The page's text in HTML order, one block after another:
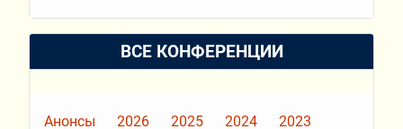
ВСЕ КОНФЕРЕНЦИИ
Анонсы 2026 2025 2024
2023